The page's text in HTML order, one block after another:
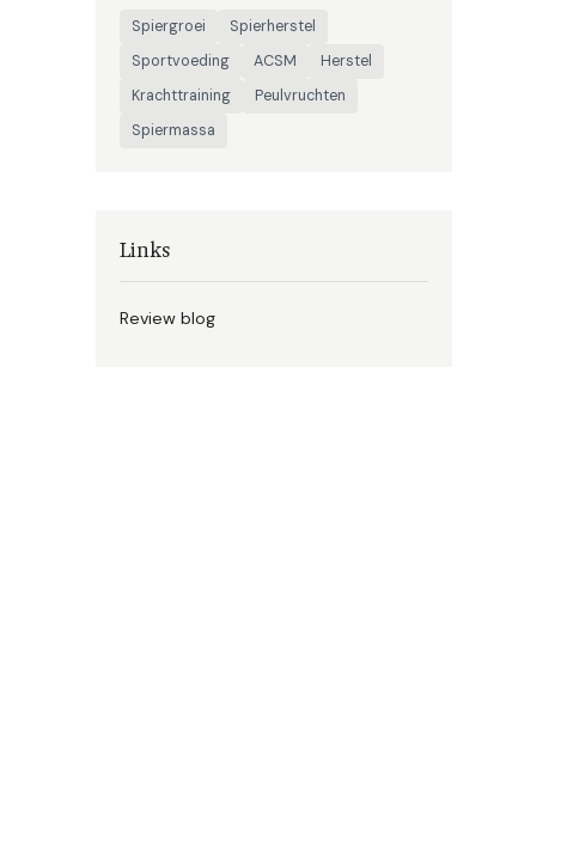
Spiergroei
Spierherstel
Sportvoeding
ACSM
Herstel
Krachttraining
Peulvruchten
Spiermassa
Links
Review blog